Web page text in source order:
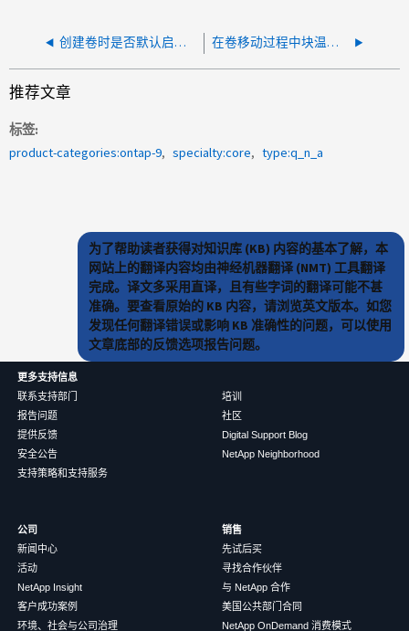
创建卷时是否默认启用Snapshot自动删除？ 在卷移动过程中块温度是否持久？
推荐文章
标签
product-categories:ontap-9
specialty:core type:q_n_a
为了帮助读者获得对知识库 (KB) 内容的基本了解，本
网站上的翻译内容均由神经机器翻译 (NMT) 工具翻译
完成。译文多采用直译，且有些字词的翻译可能不甚
准确。要查看原始的 KB 内容，请浏览英文版本。如您
发现任何翻译错误或影响 KB 准确性的问题，可以使用
文章底部的反馈选项报告问题。
更多支持信息
联系支持部门
报告问题
提供反馈
安全公告
支持策略和支持服务
培训
社区
Digital Support Blog
NetApp Neighborhood
公司
新闻中心
活动
NetApp Insight
客户成功案例
环境、社会与公司治理
销售
先试后买
寻找合作伙伴
与 NetApp 合作
美国公共部门合同
NetApp OnDemand 消费模式